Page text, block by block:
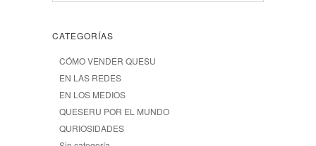
CATEGORÍAS
CÓMO VENDER QUESU
EN LAS REDES
EN LOS MEDIOS
QUESERU POR EL MUNDO
QURIOSIDADES